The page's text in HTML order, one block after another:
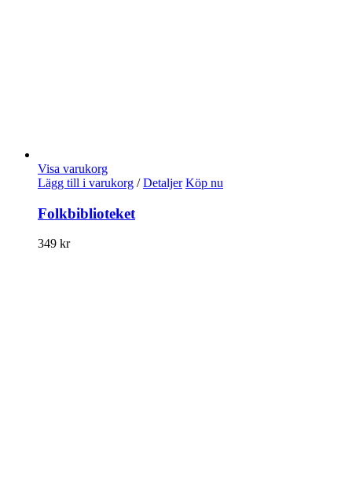
Visa varukorg
Lägg till i varukorg / Detaljer Köp nu
Folkbiblioteket
349 kr